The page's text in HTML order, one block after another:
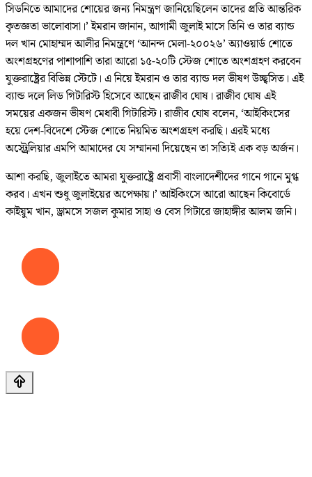
সিডনিতে আমাদের শোয়ের জন্য নিমন্ত্রণ জানিয়েছিলেন তাদের প্রতি আন্তরিক
কৃতজ্ঞতা ভালোবাসা।’ ইমরান জানান, আগামী জুলাই মাসে তিনি ও তার ব্যান্ড
দল খান মোহাম্মদ আলীর নিমন্ত্রণে ‘আনন্দ মেলা-২০০২৬’ অ্যাওয়ার্ড শোতে
অংশগ্রহণের পাশাপাশি তারা আরো ১৫-২০টি স্টেজ শোতে অংশগ্রহণ করবেন
যুক্তরাষ্ট্রের বিভিন্ন স্টেটে। এ নিয়ে ইমরান ও তার ব্যান্ড দল ভীষণ উচ্ছ্বসিত। এই
ব্যান্ড দলে লিড গিটারিস্ট হিসেবে আছেন রাজীব ঘোষ। রাজীব ঘোষ এই
সময়ের একজন ভীষণ মেধাবী গিটারিস্ট। রাজীব ঘোষ বলেন, ‘আইকিংসের
হয়ে দেশ-বিদেশে স্টেজ শোতে নিয়মিত অংশগ্রহণ করছি। এরই মধ্যে
অস্ট্র্রেলিয়ার এমপি আমাদের যে সম্মাননা দিয়েছেন তা সত্যিই এক বড় অর্জন।
আশা করছি, জুলাইতে আমরা যুক্তরাষ্ট্রে প্রবাসী বাংলাদেশীদের গানে গানে মুগ্ধ
করব। এখন শুধু জুলাইয়ের অপেক্ষায়।’ আইকিংসে আরো আছেন কিবোর্ডে
কাইয়ুম খান, ড্রামসে সজল কুমার সাহা ও বেস গিটারে জাহাঙ্গীর আলম জনি।